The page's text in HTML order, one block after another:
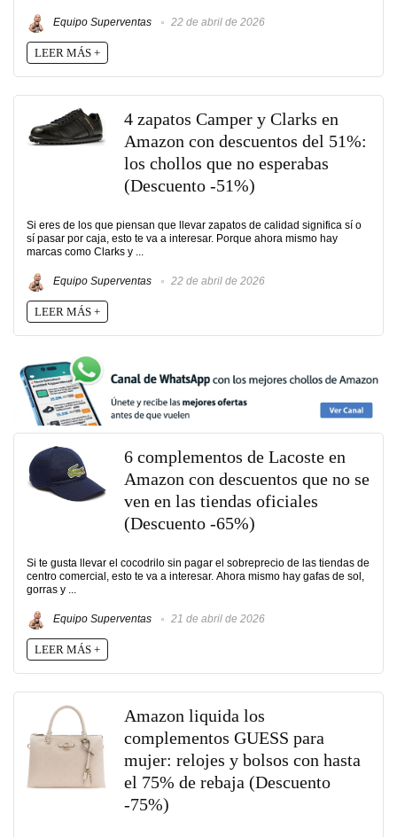
Equipo Superventas 22 de abril de 2026
LEER MÁS +
4 zapatos Camper y Clarks en
Amazon con descuentos del 51%:
los chollos que no esperabas
(Descuento -51%)
Si eres de los que piensan que llevar zapatos de calidad significa sí o
sí pasar por caja, esto te va a interesar. Porque ahora mismo hay
marcas como Clarks y ...
Equipo Superventas 22 de abril de 2026
LEER MÁS +
6 complementos de Lacoste en
Amazon con descuentos que no se
ven en las tiendas oficiales
(Descuento -65%)
Si te gusta llevar el cocodrilo sin pagar el sobreprecio de las tiendas de
centro comercial, esto te va a interesar. Ahora mismo hay gafas de sol,
gorras y ...
Equipo Superventas 21 de abril de 2026
LEER MÁS +
Amazon liquida los
complementos GUESS para
mujer: relojes y bolsos con hasta
el 75% de rebaja (Descuento
-75%)